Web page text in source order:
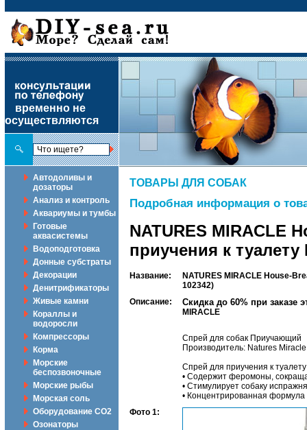
временно не
осуществляются
Автодоливы и
дозаторы
Анализ и контроль
Аквариумы и тумбы
Готовые
аквасистемы
Водоподготовка
Донные субстраты
Декорации
Денитрификаторы
Живые камни
Кораллы и
водоросли
Компрессоры
Корма
Морские
беспозвоночные
Морские рыбы
Морская соль
Оборудование CO2
Озонаторы
ТОВАРЫ ДЛЯ СОБАК
Подробная информация о
NATURES MIRACLE
приучения к туалету
Название:
NATURES MIRACLE House-
102342)
Описание:
Скидка до 60% при заказе
MIRACLE
Спрей для собак Приучающий
Производитель: Natures
Спрей для приучения к туалету
• Содержит феромоны,
• Стимулирует собаку
• Концентрированная формула
Фото 1: